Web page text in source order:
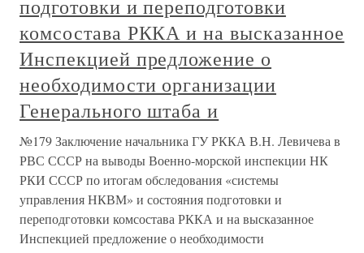
подготовки и переподготовки
комсостава РККА и на высказанное
Инспекцией предложение о
необходимости организации
Генерального штаба и
№179 Заключение начальника ГУ РККА В.Н. Левичева в
РВС СССР на выводы Военно-морской инспекции НК
РКИ СССР по итогам обследования «системы
управления НКВМ» и состояния подготовки и
переподготовки комсостава РККА и на высказанное
Инспекцией предложение о необходимости